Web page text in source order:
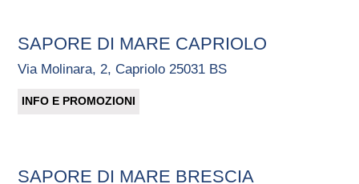
SAPORE DI MARE CAPRIOLO
Via Molinara, 2, Capriolo 25031 BS
INFO E PROMOZIONI
SAPORE DI MARE BRESCIA